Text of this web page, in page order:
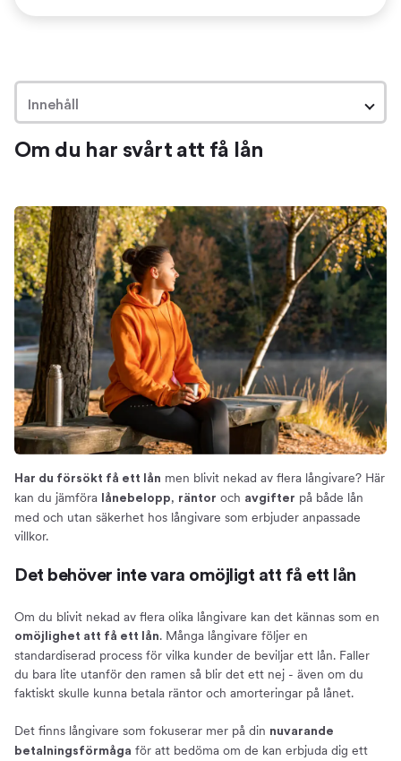
Innehåll
Om du har svårt att få lån
Situationer som kan göra det svårt att få ett lån
Få lån trots många kreditupplysningar
Få lån trots betalningsanmärkningar
Få lån utan fast inkomst eller anställning
Förbättra din kreditvärdighet
Risker med lån
Om oss
Om du har svårt att få lån
Har du försökt få ett lån men blivit nekad av flera långivare? Här
kan du jämföra
lånebelopp, räntor och avgifter på både lån
med och utan säkerhet hos långivare som erbjuder anpassade
villkor.
Det behöver inte vara omöjligt att få ett lån
Om du blivit nekad av flera olika långivare kan det kännas som en
omöjlighet att få ett lån. Många långivare följer en
standardiserad process för vilka kunder de beviljar ett lån. Faller
du bara lite utanför den ramen så blir det ett nej - även om du
faktiskt skulle kunna betala räntor och amorteringar på lånet.
Det finns långivare som fokuserar mer på din nuvarande
betalningsförmåga för att bedöma om de kan erbjuda dig ett